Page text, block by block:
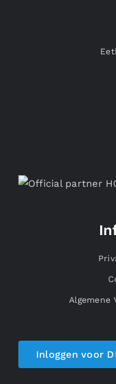
Algemene
Inloggen voor